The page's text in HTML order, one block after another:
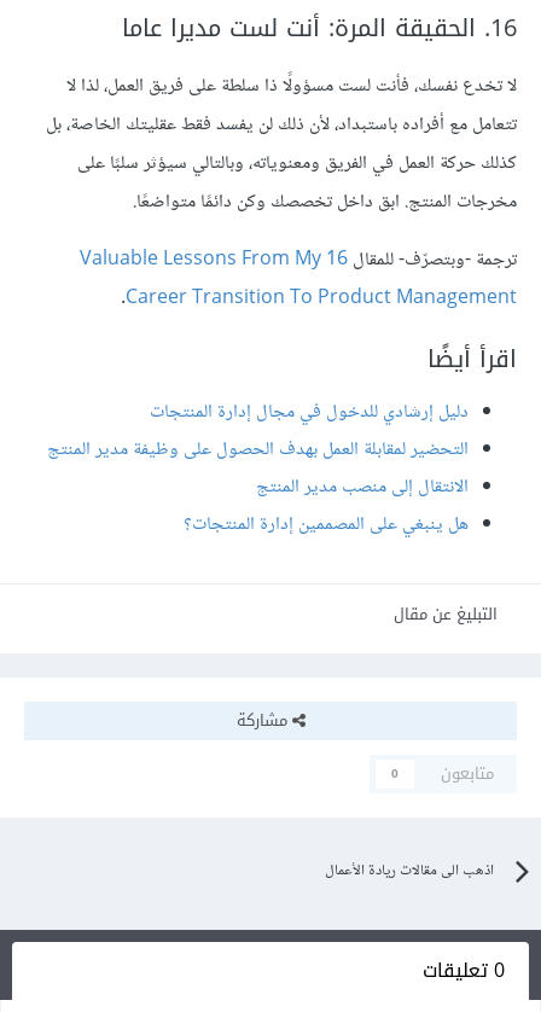
16. الحقيقة المرة: أنت لست مديرا عاما
لا تخدع نفسك، فأنت لست مسؤولًا ذا سلطة على فريق العمل، لذا لا
تتعامل مع أفراده باستبداد، لأن ذلك لن يفسد فقط عقليتك الخاصة، بل
كذلك حركة العمل في الفريق ومعنوياته، وبالتالي سيؤثر سلبًا على
مخرجات المنتج. ابق داخل تخصصك وكن دائمًا متواضعًا.
ترجمة -وبتصرّف- للمقال
16 Valuable Lessons From My
Career Transition To Product Management
.
اقرأ أيضًا
دليل إرشادي للدخول في مجال إدارة المنتجات
التحضير لمقابلة العمل بهدف الحصول على وظيفة مدير المنتج
الانتقال إلى منصب مدير المنتج
هل ينبغي على المصممين إدارة المنتجات؟
التبليغ عن مقال
مشاركة
متابعون
0
اذهب الى مقالات ريادة الأعمال
0 تعليقات